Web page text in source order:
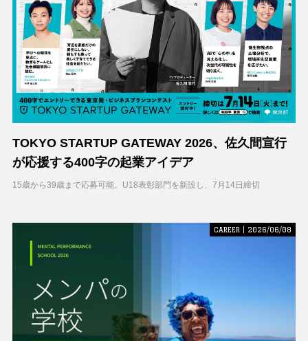
TOKYO STARTUP GATEWAY 2026、佐久間宣行
が応援する400字の起業アイデア
15歳から39歳まで応募可能。U18表彰部門を新設し、7月14日締切
CAREER | 2026/06/08